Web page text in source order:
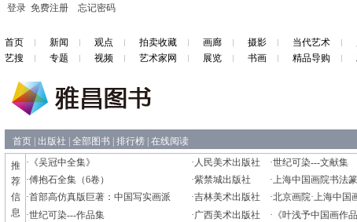
登录 免费注册 忘记密码
首页 新闻 观点 拍卖收藏 画廊 摄影 当代艺术
艺搜
专题 视频 艺术家网 展览 书画 精品导购
首页 出版社 全部图书 排行榜 在线阅读
推
荐
信
息
· 《吴冠中全集》 · 人民美术出版社 ·世纪可染---文献集
·傅抱石全集（6卷） ·紫禁城出版社 ·上海中国画院书法
·首部高仿真版巨著：中国写实画派 ·吉林美术出版社 ·北京画院·上海中国
·世纪可染---作品集 ·广西美术出版社 · 《叶浅予中国画作品